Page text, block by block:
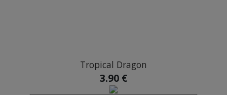
Tropical Dragon
3.90 €